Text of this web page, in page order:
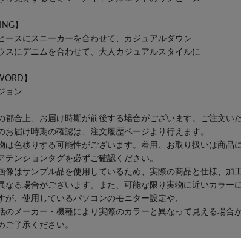
】
ースにスニーカーを合わせて、カジュアルダウン
スにデニムを合わせて、大人カジュアルスタイルに
】
ョン
都合上、お届け時期が前後する場合がございます。ご注文い
お届け時期の確認は、注文履歴ページより行えます。
は色移りする可能性がございます。着用、お取り扱いは商品
テンションタグを必ずご確認ください。
像はサンプル品を使用しているため、実際の商品と仕様、加
なる場合がございます。また、可能な限り実物に近いカラー
が、使用しているパソコンのモニター設定や、
のメーカー・機種により実際のカラーと異なって見える場合
ご了承ください。